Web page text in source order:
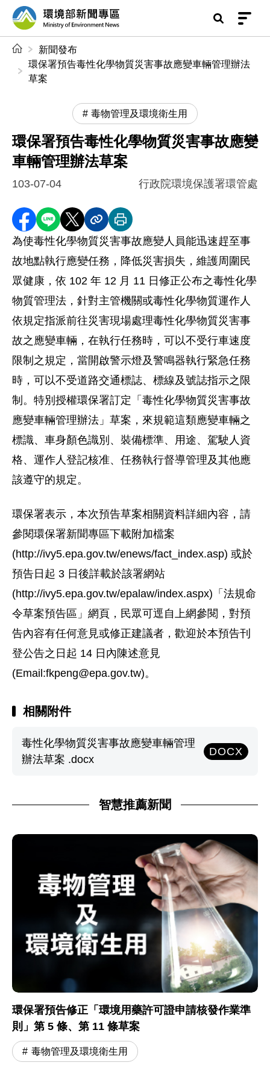
前往中央內容區塊
環境部新聞專區
新聞發布
環保署預告毒性化學物質災害事故應變車輛管理辦法
草案
毒物管理及環境衛生用
環保署預告毒性化學物質災害事故應變
車輛管理辦法草案
103-07-04 行政院環境保護署環管處
分享至 Facebook
分享到 LINE
分享到 X分享內容連結
列印本頁
為使毒性化學物質災害事故應變人員能迅速趕至事
故地點執行應變任務，降低災害損失，維護周圍民
眾健康，依 102 年 12 月 11 日修正公布之毒性化學
物質管理法，針對主管機關或毒性化學物質運作人
依規定指派前往災害現場處理毒性化學物質災害事
故之應變車輛，在執行任務時，可以不受行車速度
限制之規定，當開啟警示燈及警鳴器執行緊急任務
時，可以不受道路交通標誌、標線及號誌指示之限
制。特別授權環保署訂定「毒性化學物質災害事故
應變車輛管理辦法」草案，來規範這類應變車輛之
標識、車身顏色識別、裝備標準、用途、駕駛人資
格、運作人登記核准、任務執行督導管理及其他應
該遵守的規定。
環保署表示，本次預告草案相關資料詳細內容，請
參閱環保署新聞專區下載附加檔案
(http://ivy5.epa.gov.tw/enews/fact_index.asp) 或於
預告日起 3 日後詳載於該署網站
(http://ivy5.epa.gov.tw/epalaw/index.aspx)「法規命
令草案預告區」網頁，民眾可逕自上網參閱，對預
告內容有任何意見或修正建議者，歡迎於本預告刊
登公告之日起 14 日內陳述意見
(Email:fkpeng@epa.gov.tw)。
相關附件
毒性化學物質災害事故應變車輛管理
辦法草案 .docx
DOCX
智慧推薦新聞
環保署預告修正「環境用藥許可證申請核發作業準
則」第 5 條、第 11 條草案
毒物管理及環境衛生用